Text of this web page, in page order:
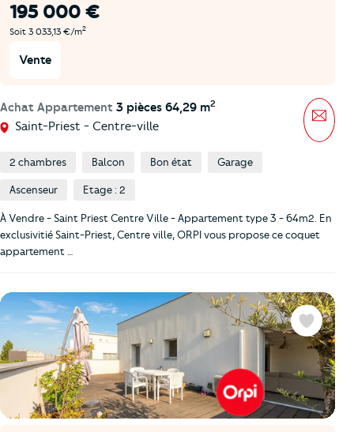
195 000 €
Soit 3 033,13 €/m2
Vente
Achat Appartement 3 pièces 64,29 m2
Saint-Priest - Centre-ville
2 chambres Balcon Bon état Garage
Ascenseur Etage : 2
À Vendre - Saint Priest Centre Ville - Appartement type 3 - 64m2. En
exclusivitié Saint-Priest, Centre ville, ORPI vous propose ce coquet
appartement …
Favoris